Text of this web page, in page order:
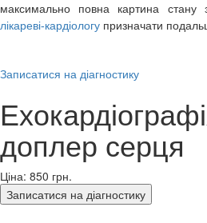
максимально повна картина стану
лікареві-кардіологу призначати
Записатися на діагностику
доплер серця
Ціна: 850 грн.
Записатися на діагностику